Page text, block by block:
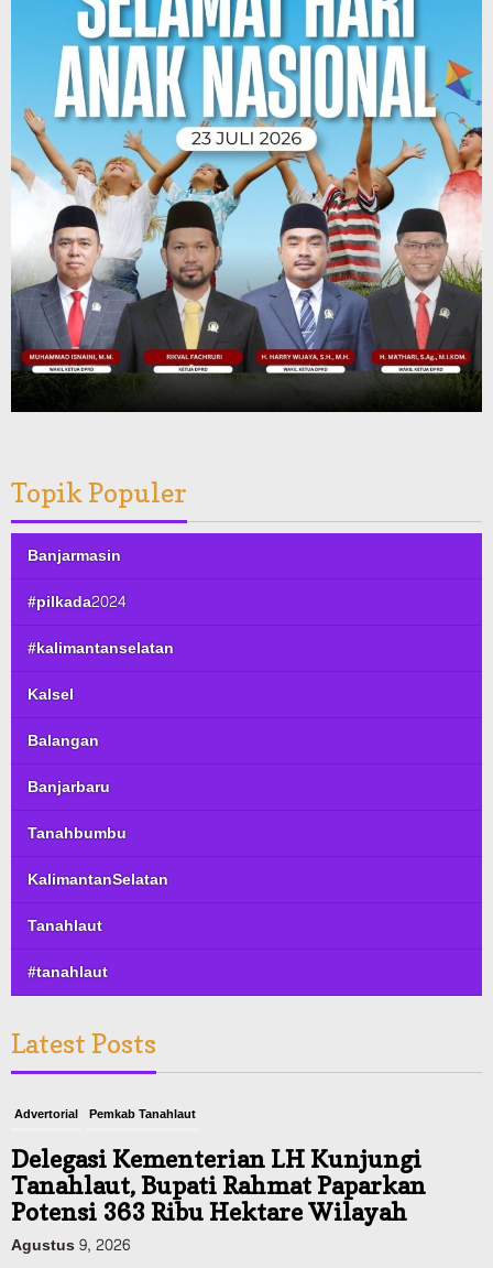
Topik Populer
Banjarmasin
#pilkada2024
#kalimantanselatan
Kalsel
Balangan
Banjarbaru
Tanahbumbu
KalimantanSelatan
Tanahlaut
#tanahlaut
Latest Posts
Advertorial Pemkab Tanahlaut
Delegasi Kementerian LH Kunjungi
Tanahlaut, Bupati Rahmat Paparkan
Potensi 363 Ribu Hektare Wilayah
Agustus 9, 2026